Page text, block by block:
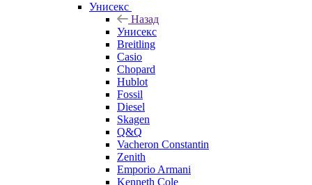
Унисекс
Назад
Унисекс
Breitling
Casio
Chopard
Hublot
Fossil
Diesel
Skagen
Q&Q
Vacheron Constantin
Zenith
Emporio Armani
Kenneth Cole